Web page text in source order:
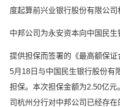
度起算前兴业银行股份有限公
中邦公司为永安资本向中国民
提供担保而签署的《最高额保
5月18日与中国民生银行股份有
担保。本次担保金额为2.50亿
司杭州分行对中邦公司已经存在